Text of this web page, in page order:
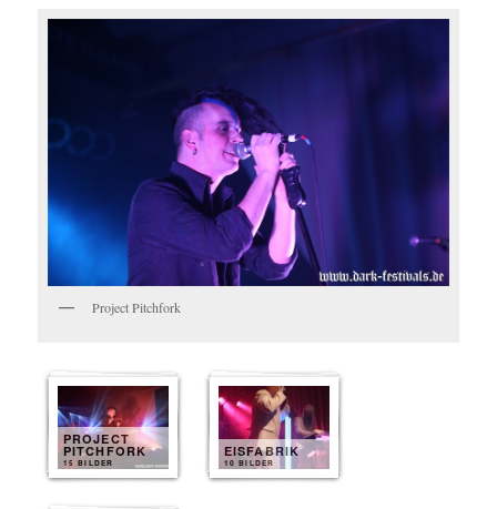
Project Pitchfork
PROJECT
PITCHFORK
15 BILDER
EISFABRIK
10 BILDER